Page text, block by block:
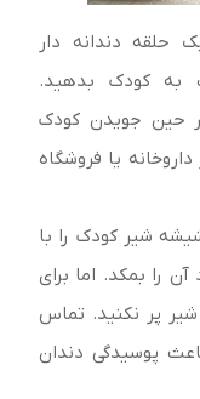
حلقه دندانه دار
به کودک بدهید.
حین جویدن کودک
یا فروشگاه
شیر کودک را با
را بمکد. اما برای
شیر پر نکنید. تماس
پوسیدگی دندان